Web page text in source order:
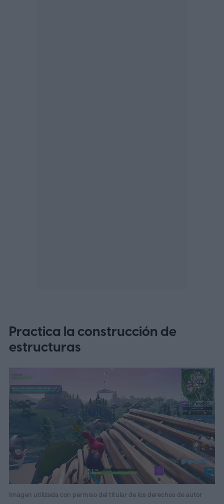
Practica la construcción de
estructuras
Imagen utilizada con permiso del titular de los derechos de autor